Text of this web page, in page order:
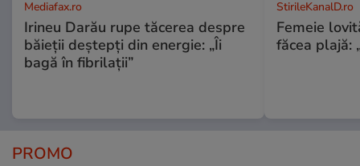
Mediafax.ro
Irineu Darău rupe tăcerea despre
băieții deștepți din energie: „Îi
bagă în fibrilații”
StirileKanalD.ro
Femeie
făcea plajă:
PROMO